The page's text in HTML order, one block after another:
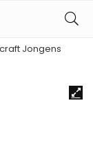
Jongens